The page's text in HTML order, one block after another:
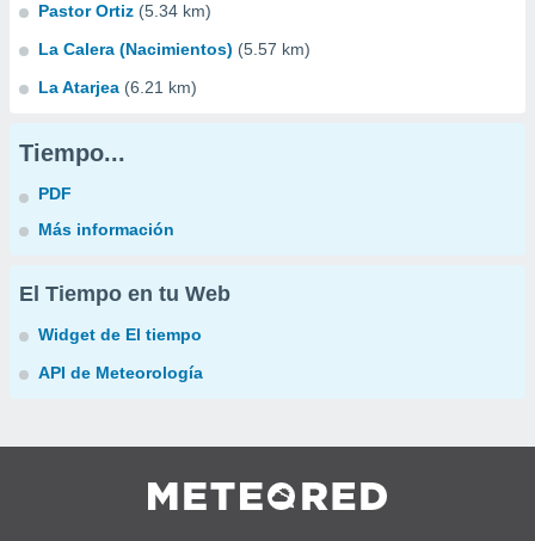
Pastor Ortiz (5.34 km)
La Calera (Nacimientos) (5.57 km)
La Atarjea (6.21 km)
Tiempo...
PDF
Más información
El Tiempo en tu Web
Widget de El tiempo
API de Meteorología